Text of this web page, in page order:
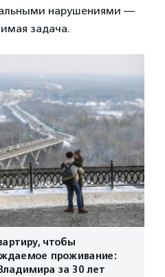
нарушениями —
задача.
чтобы
проживание:
за 30 лет